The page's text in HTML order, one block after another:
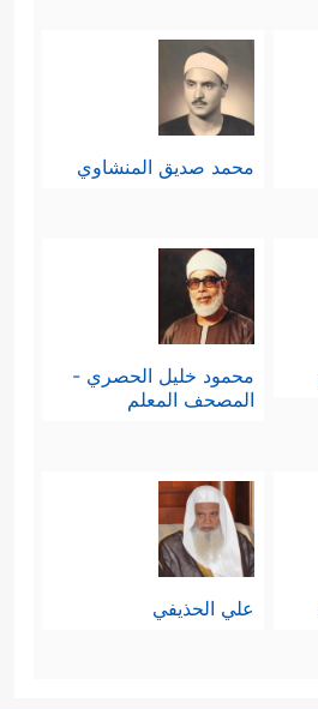
محمد صديق المنشاوي
محمود خليل الحصري -
المصحف المعلم
علي الحذيفي